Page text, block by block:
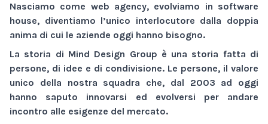
Nasciamo come web agency, evolviamo in software
house, diventiamo l’unico interlocutore dalla doppia
anima di cui le aziende oggi hanno bisogno.
La storia di Mind Design Group è una storia fatta di
persone, di idee e di condivisione. Le persone, il valore
unico della nostra squadra che, dal 2003 ad oggi
hanno saputo innovarsi ed evolversi per andare
incontro alle esigenze del mercato.